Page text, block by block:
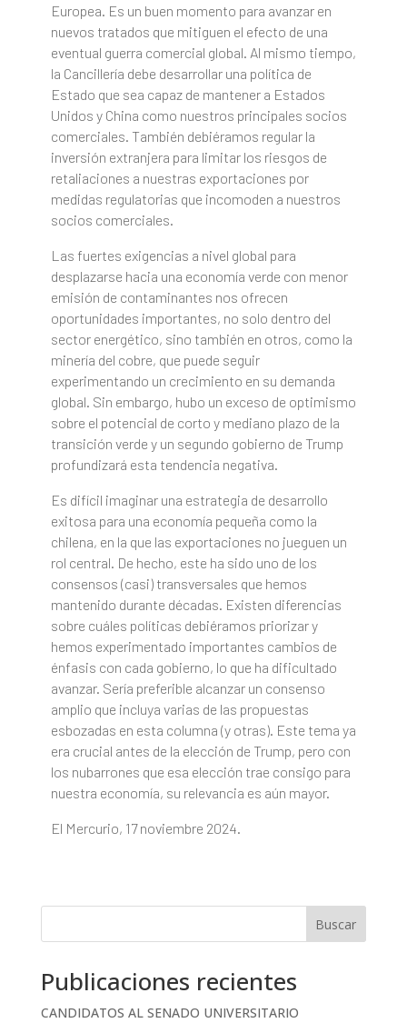
Europea. Es un buen momento para avanzar en
nuevos tratados que mitiguen el efecto de una
eventual guerra comercial global. Al mismo tiempo,
la Cancillería debe desarrollar una política de
Estado que sea capaz de mantener a Estados
Unidos y China como nuestros principales socios
comerciales. También debiéramos regular la
inversión extranjera para limitar los riesgos de
retaliaciones a nuestras exportaciones por
medidas regulatorias que incomoden a nuestros
socios comerciales.
Las fuertes exigencias a nivel global para
desplazarse hacia una economía verde con menor
emisión de contaminantes nos ofrecen
oportunidades importantes, no solo dentro del
sector energético, sino también en otros, como la
minería del cobre, que puede seguir
experimentando un crecimiento en su demanda
global. Sin embargo, hubo un exceso de optimismo
sobre el potencial de corto y mediano plazo de la
transición verde y un segundo gobierno de Trump
profundizará esta tendencia negativa.
Es difícil imaginar una estrategia de desarrollo
exitosa para una economía pequeña como la
chilena, en la que las exportaciones no jueguen un
rol central. De hecho, este ha sido uno de los
consensos (casi) transversales que hemos
mantenido durante décadas. Existen diferencias
sobre cuáles políticas debiéramos priorizar y
hemos experimentado importantes cambios de
énfasis con cada gobierno, lo que ha dificultado
avanzar. Sería preferible alcanzar un consenso
amplio que incluya varias de las propuestas
esbozadas en esta columna (y otras). Este tema ya
era crucial antes de la elección de Trump, pero con
los nubarrones que esa elección trae consigo para
nuestra economía, su relevancia es aún mayor.
El Mercurio, 17 noviembre 2024.
Buscar
Publicaciones recientes
CANDIDATOS AL SENADO UNIVERSITARIO